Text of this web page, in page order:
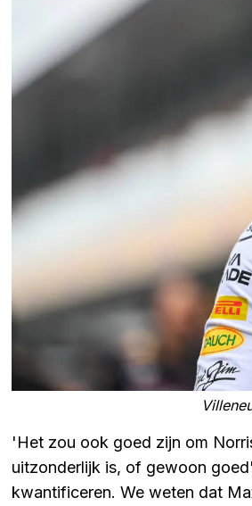
'Het zou ook goed zijn om
uitzonderlijk is, of gewoon
kwantificeren. We weten dat